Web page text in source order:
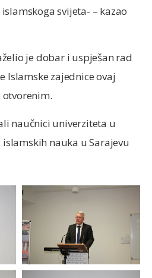
svijeta- – kazao
je dobar i uspješan rad
Islamske zajednice ovaj
naučnici univerziteta u
nauka u Sarajevu